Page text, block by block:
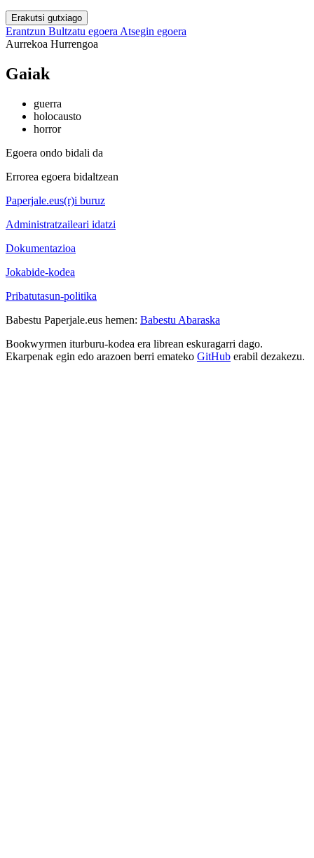
Erakutsi gutxiago
Erantzun Bultzatu egoera Atsegin egoera
Aurrekoa Hurrengoa
Gaiak
guerra
holocausto
horror
Egoera ondo bidali da
Errorea egoera bidaltzean
Paperjale.eus(r)i buruz
Administratzaileari idatzi
Dokumentazioa
Jokabide-kodea
Pribatutasun-politika
Babestu Paperjale.eus hemen: Babestu Abaraska
Bookwyrmen iturburu-kodea era librean eskuragarri dago.
Ekarpenak egin edo arazoen berri emateko GitHub erabil dezakezu.